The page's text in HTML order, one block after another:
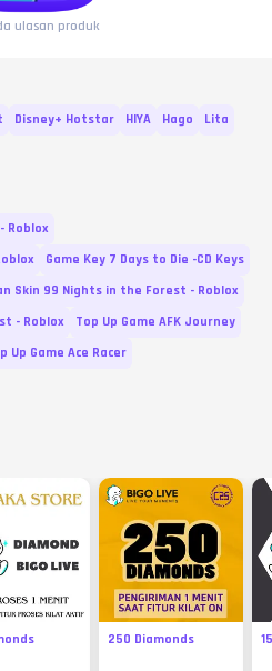
ulasan produk
Disney+ Hotstar HIYA Hago
Lita
Roblox
Game Key 7 Days to Die -CD Keys
Skin 99 Nights in the Forest - Roblox
- Roblox
Top Up Game AFK Journey
Up Game Ace Racer
250 Diamonds